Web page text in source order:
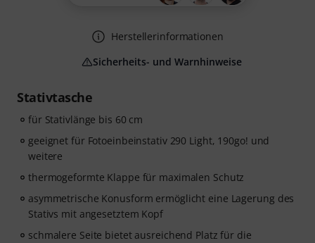
Stativtasche
für Stativlänge bis 60 cm
geeignet für Fotoeinbeinstativ 290 Light, 190go! und
weitere
thermogeformte Klappe für maximalen Schutz
asymmetrische Konusform ermöglicht eine Lagerung des
Stativs mit angesetztem Kopf
schmalere Seite bietet ausreichend Platz für die
Herstellerinformationen
Sicherheits- und Warnhinweise